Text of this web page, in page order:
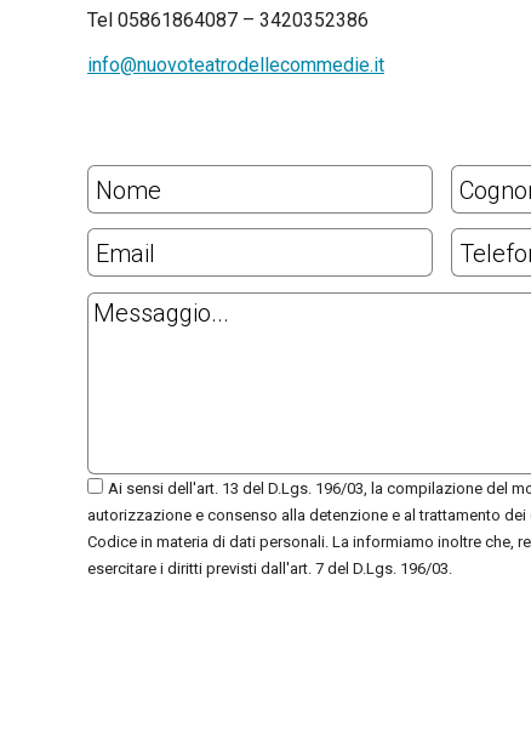
Tel 05861864087 – 3420352386
info@nuovoteatrodellecommedie.it
Ai sensi dell'art. 13 del D.Lgs. 196/03, la compilazione del
autorizzazione e consenso alla detenzione e al trattamento
Codice in materia di dati personali. La informiamo inoltre che,
esercitare i diritti previsti dall'art. 7 del D.Lgs. 196/03.